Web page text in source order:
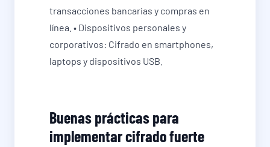
transacciones bancarias y compras en
línea. • Dispositivos personales y
corporativos: Cifrado en smartphones,
laptops y dispositivos USB.
Buenas prácticas para
implementar cifrado fuerte